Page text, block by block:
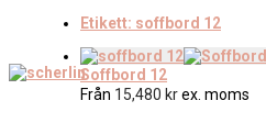
Etikett: soffbord 12
Soffbord 12
Från 15,480 krex. moms